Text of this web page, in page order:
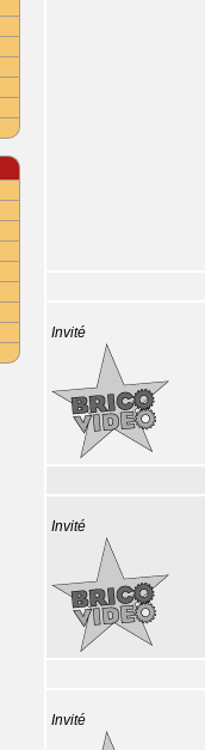
Invité
Invité
Invité